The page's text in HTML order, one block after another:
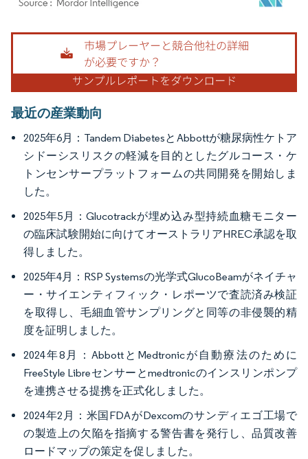
画像 © Mordor Intelligence。再利用にはCC BY 4.0の表示が必要です。
最近の産業動向
2025年6月：Tandem DiabetesとAbbottが糖尿病性ケトア
シドーシスリスクの軽減を目的としたグルコース・ケ
トンセンサープラットフォームの共同開発を開始しま
した。
2025年5月：Glucotrackが埋め込み型持続血糖モニター
の臨床試験開始に向けてオーストラリアHREC承認を取
得しました。
2025年4月：RSP Systemsの光学式GlucoBeamがネイチャ
ー・サイエンティフィック・レポーツで査読済み検証
を取得し、毛細血管サンプリングと同等の非侵襲的精
度を証明しました。
2024年8月：AbbottとMedtronicが自動療法のために
FreeStyle Libreセンサーとmedtronicのインスリンポンプ
を連携させる提携を正式化しました。
2024年2月：米国FDAがDexcomのサンディエゴ工場で
の製造上の欠陥を指摘する警告書を発行し、品質改善
ロードマップの策定を促しました。